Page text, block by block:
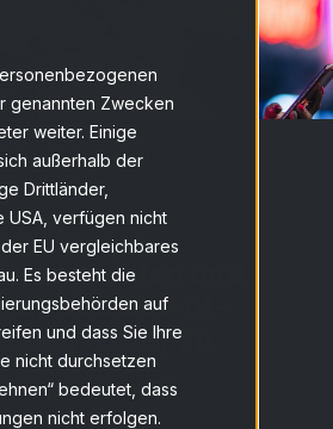
genannten Zwecken
weiter. Einige
außerhalb der
Drittländer,
USA, verfügen nicht
EU vergleichbares
Es besteht die
auf
und dass Sie Ihre
nicht durchsetzen
bedeutet, dass
nicht erfolgen.
Sie
und
um Ihre Out-of-
(OOH) zu